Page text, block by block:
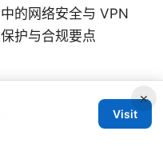
的网络安全与 VPN
护与合规要点
over-HTTPS and
×
Visit